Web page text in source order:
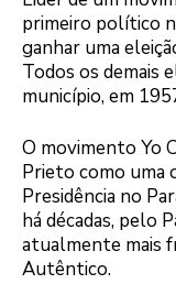
primeiro político
ganhar uma
Todos os demais
município, em
O movimento Yo
Prieto como uma
Presidência no
há décadas, pelo
atualmente mais
Autêntico.